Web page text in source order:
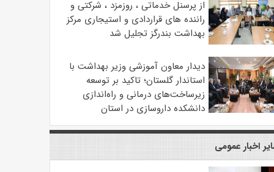
از پرسنل خدماتی ، روزمزد ، شرکتی و
راننده های قراردادی و استیجاری مرکز
بهداشت بندرگز تجلیل شد
دیدار معاون آموزشی وزیر بهداشت با
استاندار گلستان؛ تاکید بر توسعه
زیرساخت‌های درمانی و راه‌اندازی
دانشکده داروسازی در استان
اخبار عمومی